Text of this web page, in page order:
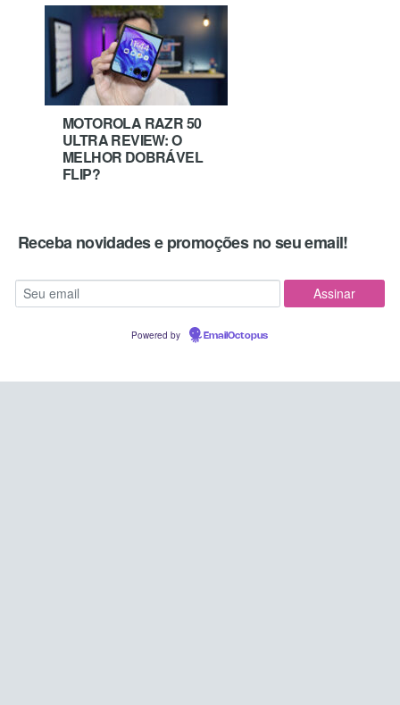
MOTOROLA RAZR 50
ULTRA REVIEW: O
MELHOR DOBRÁVEL
FLIP?
Receba novidades e promoções no seu email!
Powered by EmailOctopus